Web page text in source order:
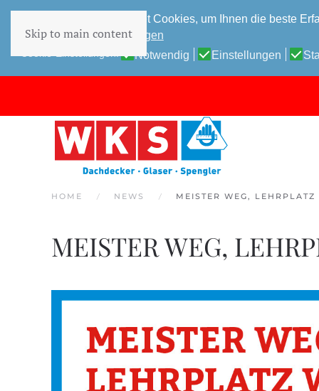
Diese Website verwendet Cookies, um Ihnen die beste
Datenschutz-Bestimmungen
Notwendig Einstellungen
Skip to main content
HOME NEWS MEISTER WEG, LEHRPLATZ
MEISTER WEG,